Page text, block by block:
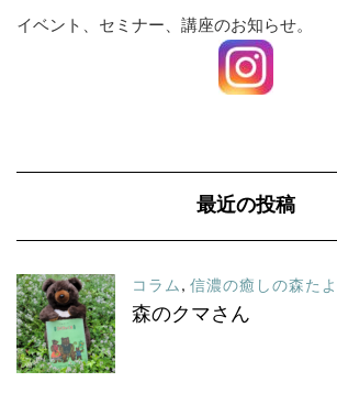
イベント、セミナー、講座のお知らせ。
最近の投稿
コラム, 信濃の癒しの森た
森のクマさん